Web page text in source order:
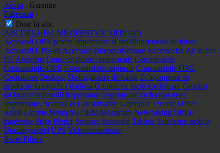
Acasa - Garantie
Filtrează
Doar în stoc
ABCDEGHIKLMNOPRSTVX All Brands
Accesorii OPB pentru imprimante si multifunctionale de birou
Accesorii UPS-uri Accesorii videoproiectoare Accessories All in one
PC Antivirus Cons. originale contractuale Consumabile
Consumabile OPB Consumabile originale Consumabile OSG
Copiatoare Desktop Distrugatoare de hartie Echipamente de
productie tipografica digitala Grupuri de lucru medii/mari Grupuri
de lucru mici/medii Imprimante Imprimante de format mare
Imprimante, Scanere & Consumabile Laptopuri Licente Office
Retail Licente Windows OEM Monitoare Networking Office
hardware Piese Plotter Scanere Scannere Tablete Telefoane mobile
Uncategorized UPS Videoproiectoare
Reset Filters